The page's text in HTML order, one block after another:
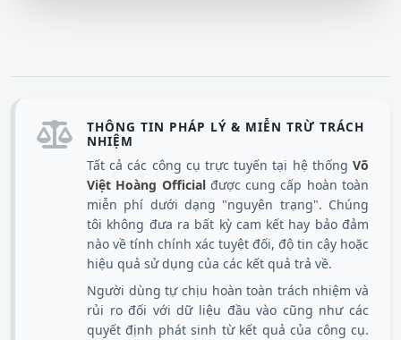
THÔNG TIN PHÁP LÝ & MIỄN TRỪ TRÁCH
NHIỆM
Tất cả các công cụ trực tuyến tại hệ thống Võ
Việt Hoàng Officialđược cung cấp hoàn toàn
miễn phí dưới dạng "nguyên trạng". Chúng
tôi không đưa ra bất kỳ cam kết hay bảo đảm
nào về tính chính xác tuyệt đối, độ tin cậy hoặc
hiệu quả sử dụng của các kết quả trả về.
Người dùng tự chịu hoàn toàn trách nhiệm và
rủi ro đối với dữ liệu đầu vào cũng như các
quyết định phát sinh từ kết quả của công cụ.